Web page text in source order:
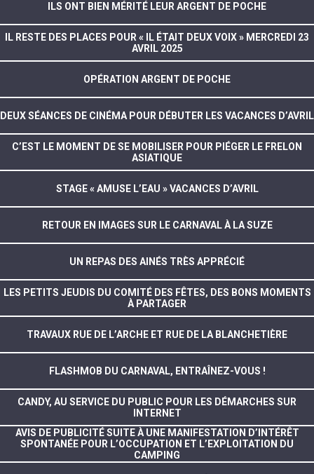
ILS ONT BIEN MÉRITÉ LEUR ARGENT DE POCHE
IL RESTE DES PLACES POUR « IL ÉTAIT DEUX VOIX » MERCREDI 23
AVRIL 2025
OPÉRATION ARGENT DE POCHE
DEUX SÉANCES DE CINÉMA POUR DÉBUTER LES VACANCES D’AVRIL
C’EST LE MOMENT DE SE MOBILISER POUR PIÉGER LE FRELON
ASIATIQUE
STAGE « AMUSE L’EAU » VACANCES D’AVRIL
RETOUR EN IMAGES SUR LE CARNAVAL À LA SUZE
UN REPAS DES AINÉS TRÈS APPRÉCIÉ
LES PETITS JEUDIS DU COMITÉ DES FÊTES, DES BONS MOMENTS
À PARTAGER
TRAVAUX RUE DE L’ARCHE ET RUE DE LA BLANCHETIÈRE
FLASHMOB DU CARNAVAL, ENTRAÎNEZ-VOUS !
CANDY, AU SERVICE DU PUBLIC POUR LES DÉMARCHES SUR
INTERNET
AVIS DE PUBLICITÉ SUITE À UNE MANIFESTATION D’INTÉRÊT
SPONTANÉE POUR L’OCCUPATION ET L’EXPLOITATION DU
CAMPING